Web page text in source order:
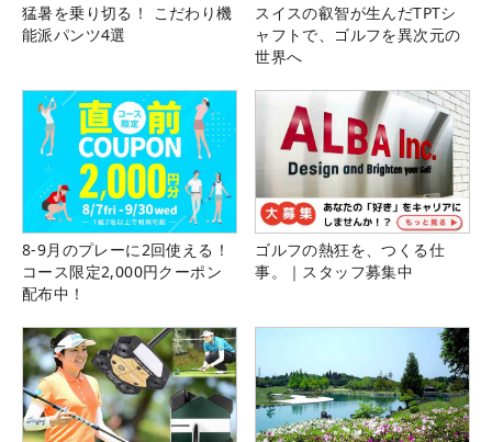
猛暑を乗り切る！ こだわり機
能派パンツ4選
スイスの叡智が生んだTPTシ
ャフトで、ゴルフを異次元の
世界へ
8-9月のプレーに2回使える！
コース限定2,000円クーポン
配布中！
ゴルフの熱狂を、つくる仕
事。｜スタッフ募集中